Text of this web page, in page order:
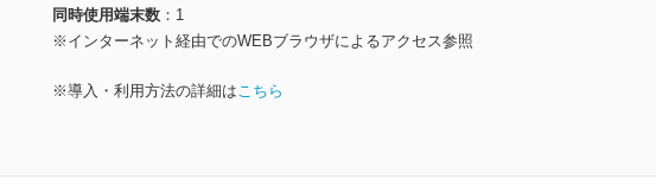
同時使用端末数
1
※インターネット経由でのWEBブラウザによるアクセス参照
※導入・利用方法の詳細はこちら